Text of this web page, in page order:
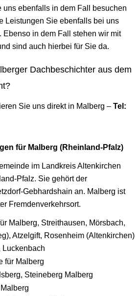
uns ebenfalls in dem Fall besuchen
Leistungen Sie ebenfalls bei uns
Ebenso in dem Fall stehen wir mit
sind auch hierbei für Sie da.
Dachbeschichter aus dem
Sie uns direkt in Malberg – Tel:
für Malberg (Rheinland-Pfalz)
im Landkreis Altenkirchen
Pfalz. Sie gehört der
-Gebhardshain an. Malberg ist
Fremdenverkehrsort.
Malberg, Streithausen, Mörsbach,
Atzelgift, Rosenheim (Altenkirchen)
Luckenbach
für Malberg
Steineberg Malberg